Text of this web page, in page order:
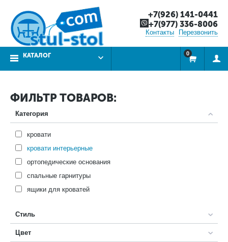
+7(926) 141-0441
+7(977) 336-8006
Контакты Перезвонить
КАТАЛОГ 0
ФИЛЬТР ТОВАРОВ:
Категория
кровати
кровати интерьерные
ортопедические основания
спальные гарнитуры
ящики для кроватей
Стиль
Цвет